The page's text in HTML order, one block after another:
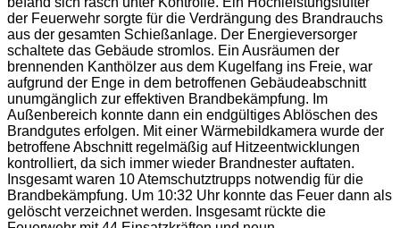
der Feuerwehr sorgte für die Verdrängung des Brandrauchs
aus der gesamten Schießanlage. Der Energieversorger
schaltete das Gebäude stromlos. Ein Ausräumen der
brennenden Kanthölzer aus dem Kugelfang ins Freie, war
aufgrund der Enge in dem betroffenen Gebäudeabschnitt
unumgänglich zur effektiven Brandbekämpfung. Im
Außenbereich konnte dann ein endgültiges Ablöschen des
Brandgutes erfolgen. Mit einer Wärmebildkamera wurde der
betroffene Abschnitt regelmäßig auf Hitzeentwicklungen
kontrolliert, da sich immer wieder Brandnester auftaten.
Insgesamt waren 10 Atemschutztrupps notwendig für die
Brandbekämpfung. Um 10:32 Uhr konnte das Feuer dann als
gelöscht verzeichnet werden. Insgesamt rückte die